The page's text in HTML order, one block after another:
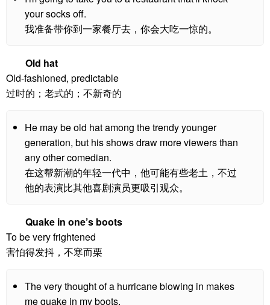
your socks off.
我准备带你到一家餐厅去，你会大吃一惊的。
Old hat
Old-fashioned, predictable
过时的；老式的；不新奇的
He may be old hat among the trendy younger
generation, but his shows draw more viewers than
any other comedian.
在这帮新潮的年轻一代中，他可能有些老土，不过
他的表演比其他喜剧演员更吸引观众。
Quake in one’s boots
To be very frightened
害怕得发抖，不寒而栗
The very thought of a hurricane blowing in makes
me quake in my boots.